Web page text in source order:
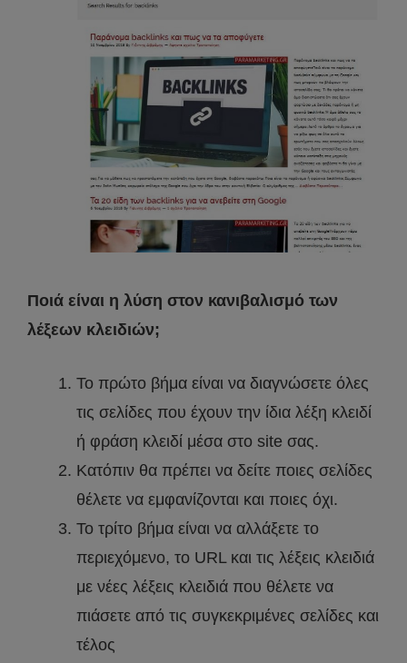
Ποιά είναι η λύση στον κανιβαλισμό των
λέξεων κλειδιών;
Το πρώτο βήμα είναι να διαγνώσετε όλες
τις σελίδες που έχουν την ίδια λέξη κλειδί
ή φράση κλειδί μέσα στο site σας.
Κατόπιν θα πρέπει να δείτε ποιες σελίδες
θέλετε να εμφανίζονται και ποιες όχι.
Το τρίτο βήμα είναι να αλλάξετε το
περιεχόμενο, το URL και τις λέξεις κλειδιά
με νέες λέξεις κλειδιά που θέλετε να
πιάσετε από τις συγκεκριμένες σελίδες και
τέλος